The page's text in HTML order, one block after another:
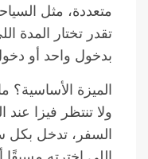
متعددة، مثل
بدخول واحد أو
الميزة الأساسية؟
ولا تنتظر فيزا
السفر، تدخل بكل